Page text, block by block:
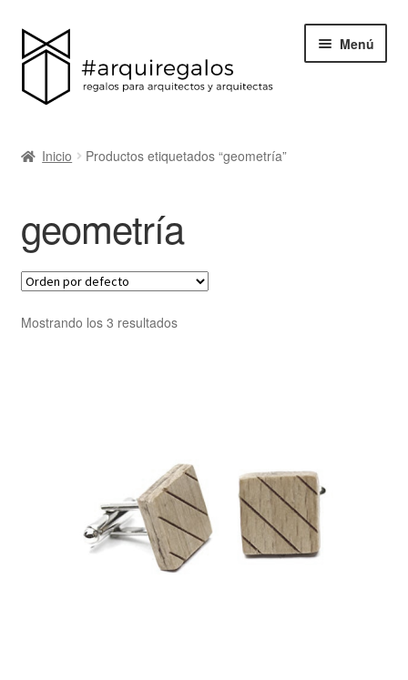
Menú
BLACK FRIDAY
Blog
Acerca de ArquiRegalos
Inicio Productos etiquetados “geometría”
geometría
Mostrando los 3 resultados